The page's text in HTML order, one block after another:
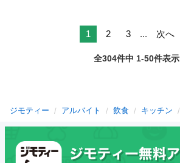
1 2 3 ... 次へ
全304件中 1-50件表示
ジモティー アルバイト 飲食 キッチン